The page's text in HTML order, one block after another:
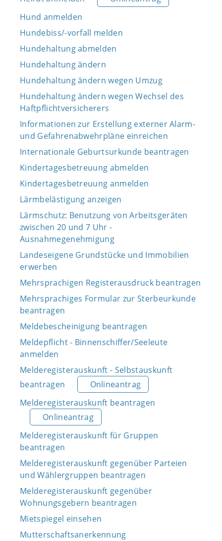
Hund anmelden
Hundebiss/-vorfall melden
Hundehaltung abmelden
Hundehaltung ändern
Hundehaltung ändern wegen Umzug
Hundehaltung ändern wegen Wechsel des
Haftpflichtversicherers
Informationen zur Erstellung externer Alarm-
und Gefahrenabwehrpläne einreichen
Internationale Geburtsurkunde beantragen
Kindertagesbetreuung abmelden
Kindertagesbetreuung anmelden
Lärmbelästigung anzeigen
Lärmschutz: Benutzung von Arbeitsgeräten
zwischen 20 und 7 Uhr -
Ausnahmegenehmigung
Landeseigene Grundstücke und Immobilien
erwerben
Mehrsprachigen Registerausdruck beantragen
Mehrsprachiges Formular zur Sterbeurkunde
beantragen
Meldebescheinigung beantragen
Meldepflicht - Binnenschiffer/Seeleute
anmelden
Melderegisterauskunft - Selbstauskunft
beantragen
Onlineantrag
Melderegisterauskunft beantragen
Onlineantrag
Melderegisterauskunft für Gruppen
beantragen
Melderegisterauskunft gegenüber Parteien
und Wählergruppen beantragen
Melderegisterauskunft gegenüber
Wohnungsgebern beantragen
Mietspiegel einsehen
Mutterschaftsanerkennung